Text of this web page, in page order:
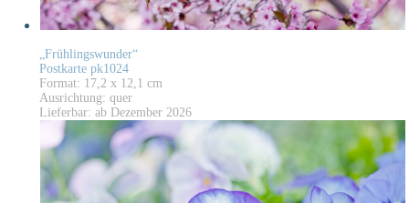
„Frühlingswunder“
Postkarte pk1024
Format: 17,2 x 12,1 cm
Ausrichtung: quer
Lieferbar: ab Dezember 2026